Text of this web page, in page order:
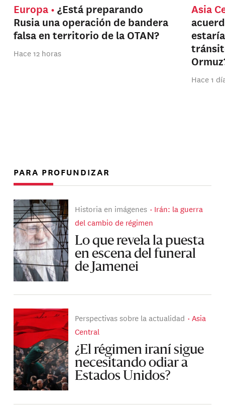
Europa
¿Está preparando
Rusia una operación de bandera
falsa en territorio de la OTAN?
Hace 12 horas
Asia
Hace 1
PARA PROFUNDIZAR
Historia en imágenes
Irán: la guerra
del cambio de régimen
Lo que revela la puesta
en escena del funeral
de Jamenei
Perspectivas sobre la actualidad
Asia
Central
¿El régimen iraní sigue
necesitando odiar a
Estados Unidos?